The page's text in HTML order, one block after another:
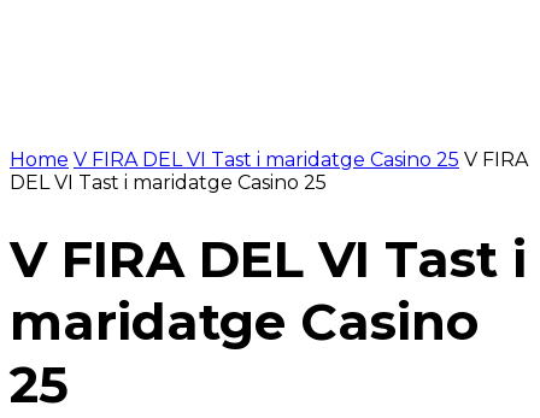
Home V FIRA DEL VI Tast i maridatge Casino 25 V FIRA
DEL VI Tast i maridatge Casino 25
V FIRA DEL VI Tast i
maridatge Casino
25